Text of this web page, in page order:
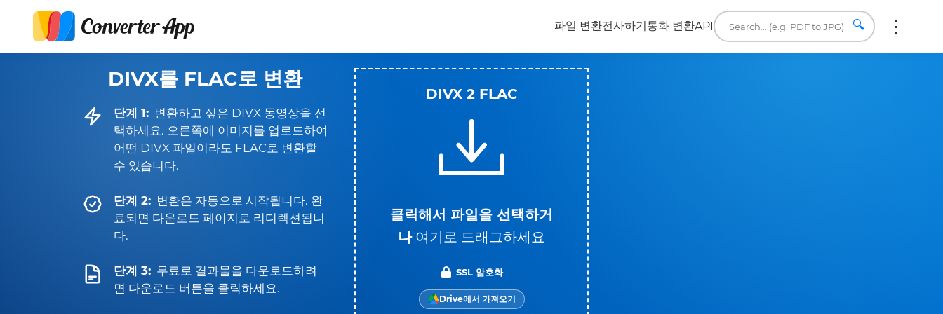
파일 변환전사하기통화 변환API 🔍
DIVX를 FLAC로 변환
단계 1: 변환하고 싶은 DIVX 동영상을 선
택하세요. 오른쪽에 이미지를 업로드하여
어떤 DIVX 파일이라도 FLAC로 변환할
수 있습니다.
단계 2: 변환은 자동으로 시작됩니다. 완
료되면 다운로드 페이지로 리디렉션됩니
다.
단계 3: 무료로 결과물을 다운로드하려
면 다운로드 버튼을 클릭하세요.
DIVX 2 FLAC
클릭해서 파일을 선택하거
나 여기로 드래그하세요
SSL 암호화
Drive에서 가져오기